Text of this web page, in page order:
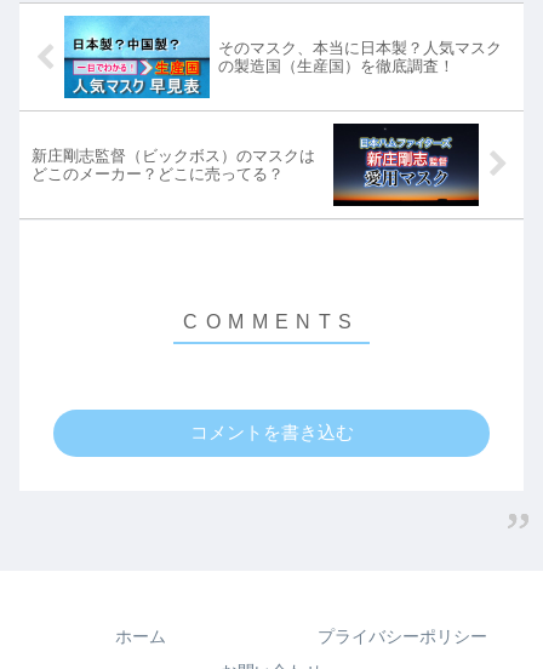
そのマスク、本当に日本製？人気マスク
の製造国（生産国）を徹底調査！
新庄剛志監督（ビックボス）のマスクは
どこのメーカー？どこに売ってる？
コメントを書き込む
ホーム
プライバシーポリシー